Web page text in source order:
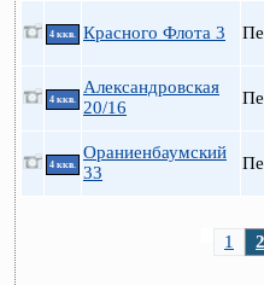
4 ккв. Красного Флота 3
4 ккв.
Александровская
20/16
4 ккв.
Ораниенбаумский
33
1 2